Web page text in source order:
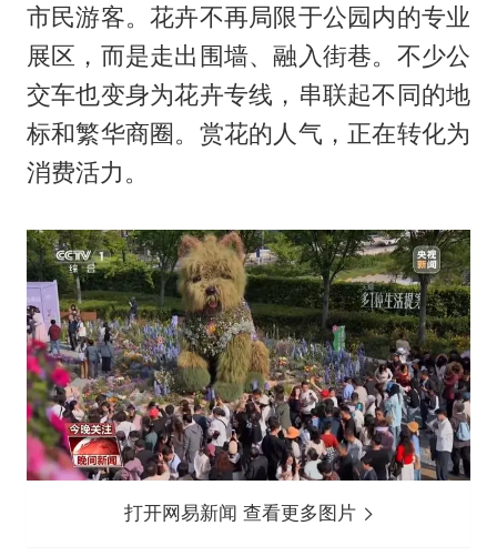
市民游客。花卉不再局限于公园内的专业
展区，而是走出围墙、融入街巷。不少公
交车也变身为花卉专线，串联起不同的地
标和繁华商圈。赏花的人气，正在转化为
消费活力。
打开网易新闻 查看更多图片